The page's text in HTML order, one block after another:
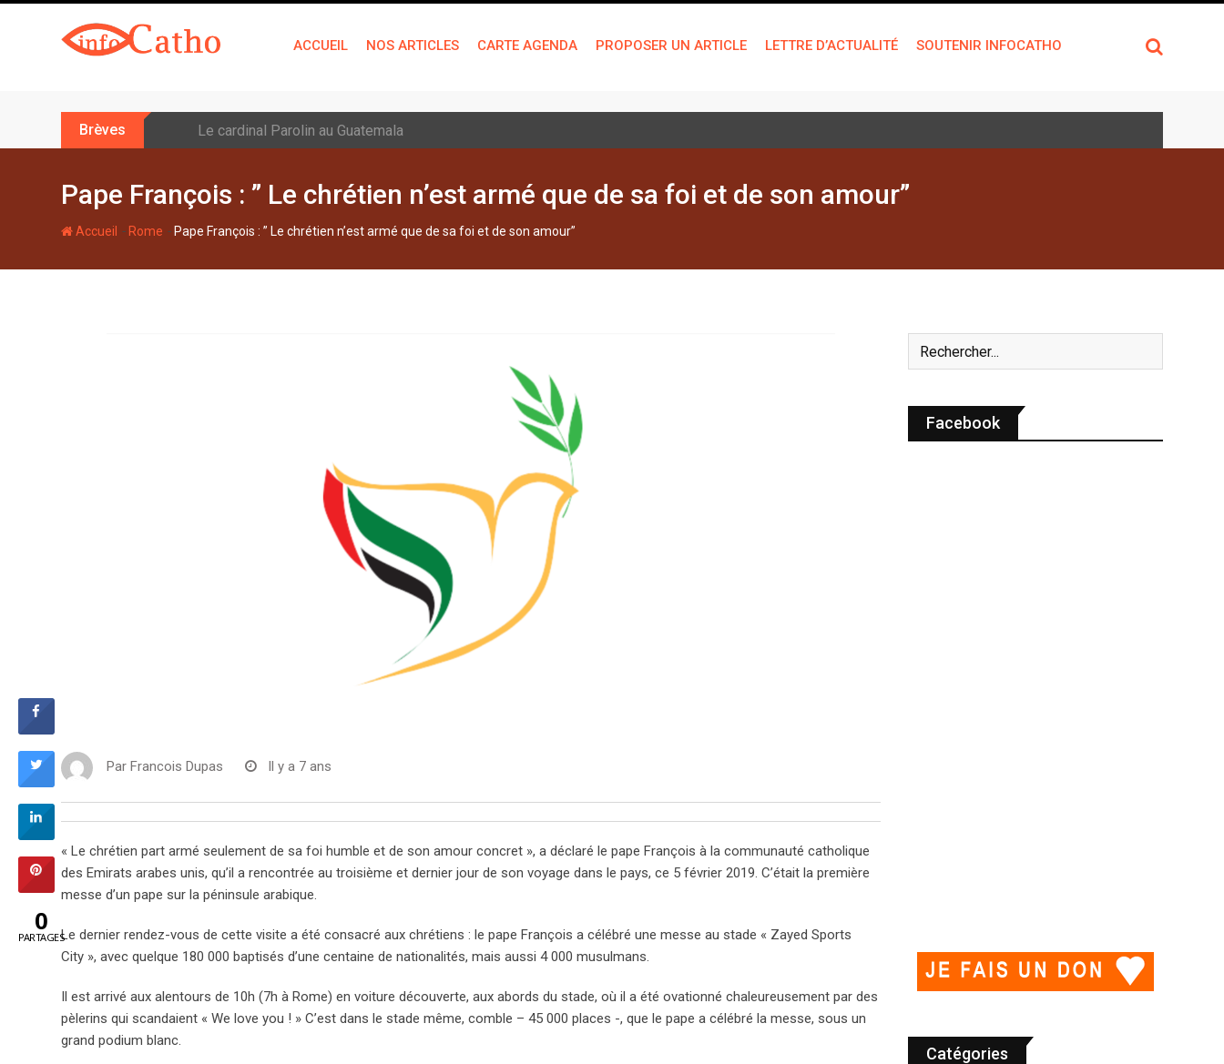
t
ACCUEIL NOS ARTICLES CARTE AGENDA PROPOSER UN ARTICLE LETTRE D’ACTUALITÉ SOUTENIR INFOCATHO
Brèves Léon XIV: la prière n’est pas une technique de « bien-être »
Pape François : ” Le chrétien n’est armé que de sa foi et de son amour”
Accueil - Rome - Pape François : ” Le chrétien n’est armé que de sa foi et de son amour”
Par Francois Dupas Il y a 7 ans
« Le chrétien part armé seulement de sa foi humble et de son amour concret », a déclaré le pape François à la communauté catholique
des Emirats arabes unis, qu’il a rencontrée au troisième et dernier jour de son voyage dans le pays, ce 5 février 2019. C’était la première
messe d’un pape sur la péninsule arabique.
Le dernier rendez-vous de cette visite a été consacré aux chrétiens : le pape François a célébré une messe au stade « Zayed Sports
City », avec quelque 180 000 baptisés d’une centaine de nationalités, mais aussi 4 000 musulmans.
Il est arrivé aux alentours de 10h (7h à Rome) en voiture découverte, aux abords du stade, où il a été ovationné chaleureusement par des
pèlerins qui scandaient « We love you ! » C’est dans le stade même, comble – 45 000 places -, que le pape a célébré la messe, sous un
grand podium blanc.
Facebook
Catégories
0
PARTAGES